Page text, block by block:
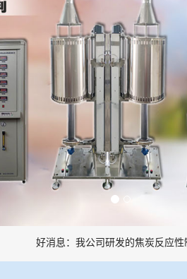
好消息：我公司研发的焦炭反应性